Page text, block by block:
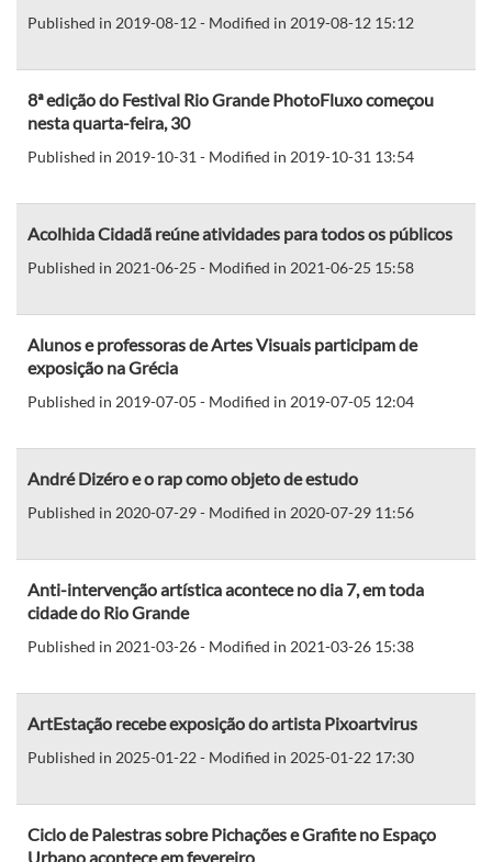
Published in 2019-08-12 - Modified in 2019-08-12 15:12
8ª edição do Festival Rio Grande PhotoFluxo começou
nesta quarta-feira, 30
Published in 2019-10-31 - Modified in 2019-10-31 13:54
Acolhida Cidadã reúne atividades para todos os públicos
Published in 2021-06-25 - Modified in 2021-06-25 15:58
Alunos e professoras de Artes Visuais participam de
exposição na Grécia
Published in 2019-07-05 - Modified in 2019-07-05 12:04
André Dizéro e o rap como objeto de estudo
Published in 2020-07-29 - Modified in 2020-07-29 11:56
Anti-intervenção artística acontece no dia 7, em toda
cidade do Rio Grande
Published in 2021-03-26 - Modified in 2021-03-26 15:38
ArtEstação recebe exposição do artista Pixoartvirus
Published in 2025-01-22 - Modified in 2025-01-22 17:30
Ciclo de Palestras sobre Pichações e Grafite no Espaço
Urbano acontece em fevereiro